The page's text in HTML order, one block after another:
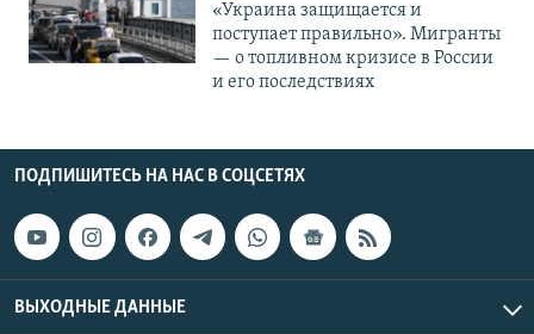
«Украина защищается и
поступает правильно». Мигранты
— о топливном кризисе в России
и его последствиях
ПОДПИШИТЕСЬ НА НАС В СОЦСЕТЯХ
ВЫХОДНЫЕ ДАННЫЕ